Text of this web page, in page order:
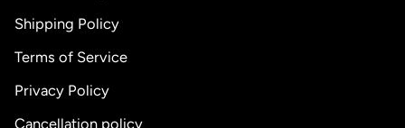
Shipping Policy
Terms of Service
Privacy Policy
Cancellation policy